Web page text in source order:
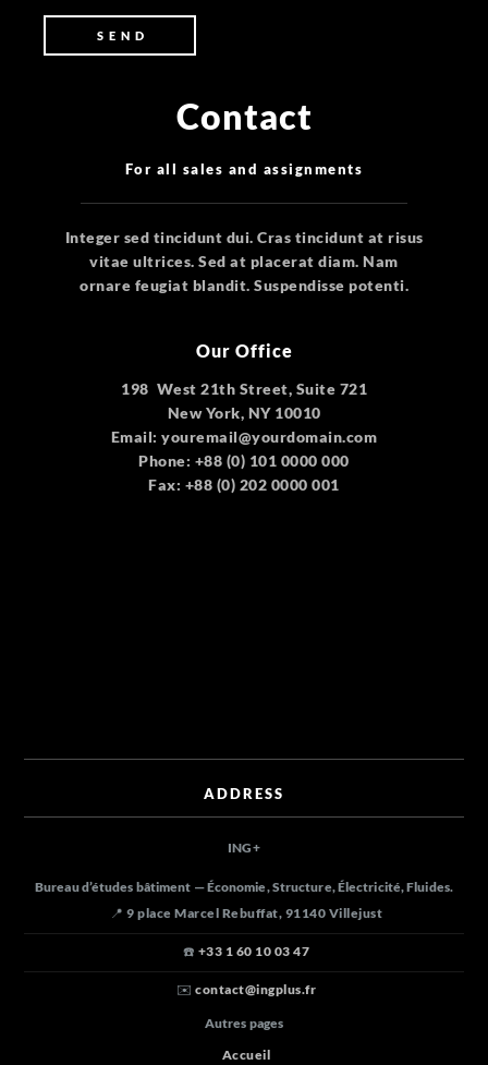
Contact
For all sales and assignments
Integer sed tincidunt dui. Cras tincidunt at risus
vitae ultrices. Sed at placerat diam. Nam
ornare feugiat blandit. Suspendisse potenti.
Our Office
198 West 21th Street, Suite 721
New York, NY 10010
Email: youremail@yourdomain.com
Phone: +88 (0) 101 0000 000
Fax: +88 (0) 202 0000 001
ADDRESS
ING+
Bureau d’études bâtiment — Économie, Structure, Électricité, Fluides.
📍 9 place Marcel Rebuffat, 91140 Villejust
☎️ +33 1 60 10 03 47
✉️ contact@ingplus.fr
Autres pages
Accueil